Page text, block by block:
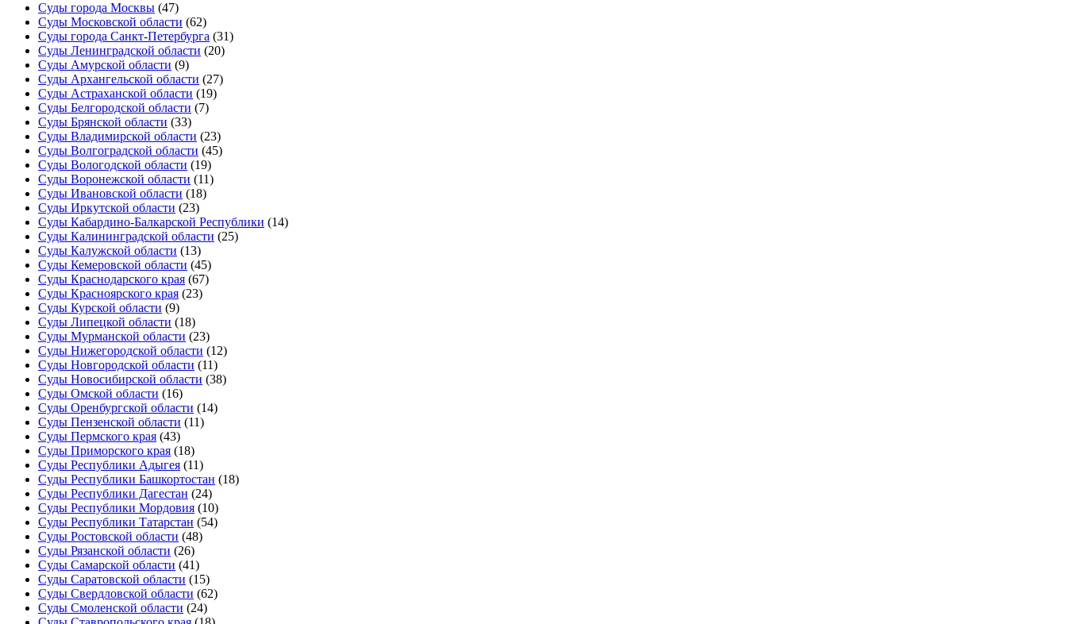
Суды города Москвы (47)
Суды Московской области (62)
Суды города Санкт-Петербурга (31)
Суды Ленинградской области (20)
Суды Амурской области (9)
Суды Архангельской области (27)
Суды Астраханской области (19)
Суды Белгородской области (7)
Суды Брянской области (33)
Суды Владимирской области (23)
Суды Волгоградской области (45)
Суды Вологодской области (19)
Суды Воронежской области (11)
Суды Ивановской области (18)
Суды Иркутской области (23)
Суды Кабардино-Балкарской Республики (14)
Суды Калининградской области (25)
Суды Калужской области (13)
Суды Кемеровской области (45)
Суды Краснодарского края (67)
Суды Красноярского края (23)
Суды Курской области (9)
Суды Липецкой области (18)
Суды Мурманской области (23)
Суды Нижегородской области (12)
Суды Новгородской области (11)
Суды Новосибирской области (38)
Суды Омской области (16)
Суды Оренбургской области (14)
Суды Пензенской области (11)
Суды Пермского края (43)
Суды Приморского края (18)
Суды Республики Адыгея (11)
Суды Республики Башкортостан (18)
Суды Республики Дагестан (24)
Суды Республики Мордовия (10)
Суды Республики Татарстан (54)
Суды Ростовской области (48)
Суды Рязанской области (26)
Суды Самарской области (41)
Суды Саратовской области (15)
Суды Свердловской области (62)
Суды Смоленской области (24)